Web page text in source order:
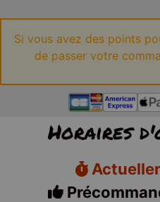
Si vous avez des points
de passer votre
Horaires